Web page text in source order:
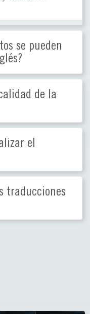
se pueden
de la
el
traducciones